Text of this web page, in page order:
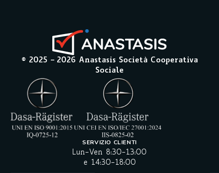
© 2025 – 2026 Anastasis Società Cooperativa
Sociale
SERVIZIO CLIENTI
Lun-Ven 8:30-13:00
e 14:30-18:00